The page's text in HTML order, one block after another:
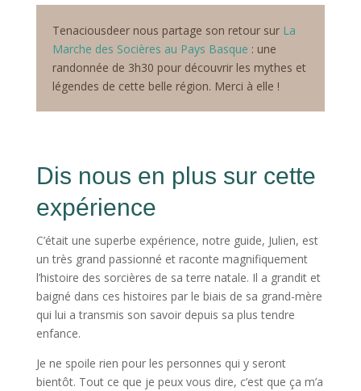
Tenaciousdeer nous partage son retour sur La
Marche des Socières au Pays Basque : une
randonnée de 3h30 pour découvrir les mythes et
légendes de cette belle région. Merci à elle !
Dis nous en plus sur cette
expérience
C’était une superbe expérience, notre guide, Julien, est
un très grand passionné et raconte magnifiquement
l’histoire des sorcières de sa terre natale. Il a grandit et
baigné dans ces histoires par le biais de sa grand-mère
qui lui a transmis son savoir depuis sa plus tendre
enfance.
Je ne spoile rien pour les personnes qui y seront
bientôt. Tout ce que je peux vous dire, c’est que ça m’a